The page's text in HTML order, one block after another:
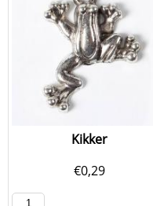
Kikker
€0,29